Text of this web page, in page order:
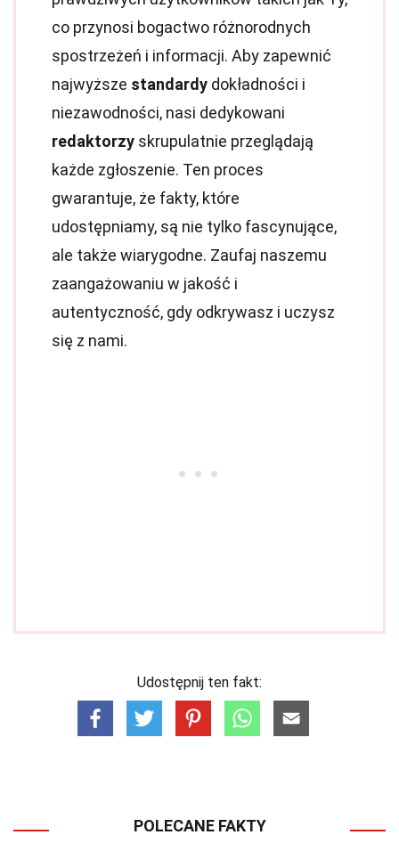
co przynosi bogactwo różnorodnych
spostrzeżeń i informacji. Aby zapewnić
najwyższe standardy dokładności i
niezawodności, nasi dedykowani
redaktorzy skrupulatnie przeglądają
każde zgłoszenie. Ten proces
gwarantuje, że fakty, które
udostępniamy, są nie tylko fascynujące,
ale także wiarygodne. Zaufaj naszemu
zaangażowaniu w jakość i
autentyczność, gdy odkrywasz i uczysz
się z nami.
Udostępnij ten fakt:
POLECANE FAKTY